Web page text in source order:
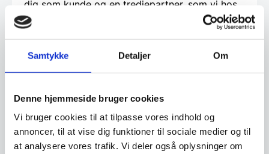
Samtykke Detaljer Om
Denne hjemmeside bruger cookies
Vi bruger cookies til at tilpasse vores indhold og
annoncer, til at vise dig funktioner til sociale medier og til
at analysere vores trafik. Vi deler også oplysninger om
dig som kunde og en tredjepartner, som vi hos
restaurantinventar.dk
har udvalgt til at tilbyde
Vi prismatcher - Klik her